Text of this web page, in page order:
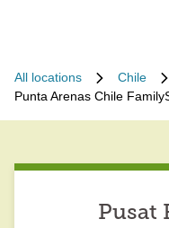
All locations Chile
Punta Arenas Chile
Pusat